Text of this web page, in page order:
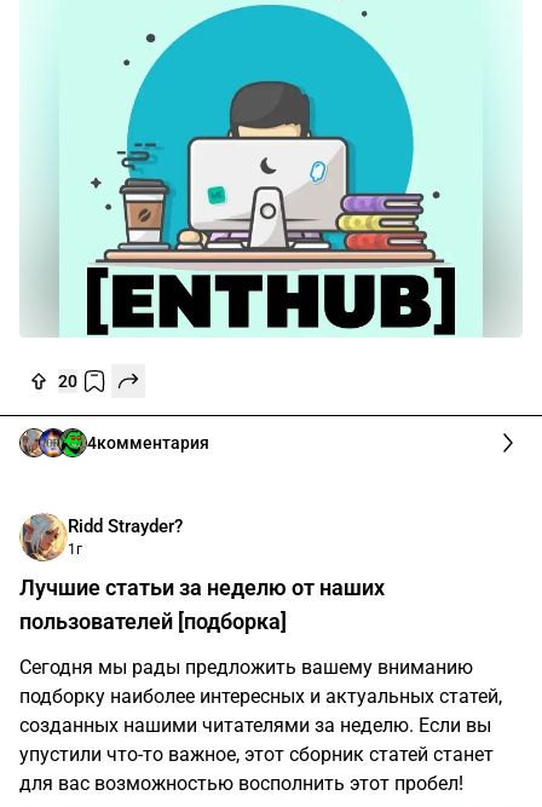
20
4комментария
Ridd Strayder?
1г
Лучшие статьи за неделю от наших
пользователей [подборка]
Сегодня мы рады предложить вашему вниманию
подборку наиболее интересных и актуальных статей,
созданных нашими читателями за неделю. Если вы
упустили что-то важное, этот сборник статей станет
для вас возможностью восполнить этот пробел!